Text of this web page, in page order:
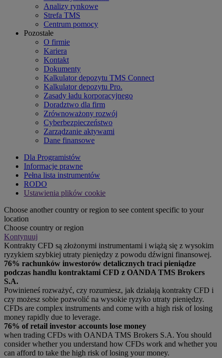
Analizy rynkowe
Strefa TMS
Centrum pomocy
Pozostałe
O firmie
Kariera
Kontakt
Dokumenty
Kalkulator depozytu TMS Connect
Kalkulator depozytu Pro.
Zasady ładu korporacyjnego
Doradztwo dla firm
Zrównoważony rozwój
Cyberbezpieczeństwo
Zarządzanie aktywami
Dane finansowe
Dla Programistów
Informacje prawne
Pełna lista instrumentów
RODO
Ustawienia plików cookie
Choose another country or region to see content specific to your
location
Choose country or region
Kontynuuj
Kontrakty CFD są złożonymi instrumentami i wiążą się z wysokim
ryzykiem szybkiej utraty pieniędzy z powodu dźwigni finansowej.
76% rachunków inwestorów detalicznych traci pieniądze
podczas handlu kontraktami CFD z OANDA TMS Brokers
S.A.
Powinieneś rozważyć, czy rozumiesz, jak działają kontrakty CFD i
czy możesz sobie pozwolić na wysokie ryzyko utraty pieniędzy.
CFDs are complex instruments and come with a high risk of losing
money rapidly due to leverage.
76% of retail investor accounts lose money
when trading CFDs with OANDA TMS Brokers S.A. You should
consider whether you understand how CFDs work and whether you
can afford to take the high risk of losing your money.